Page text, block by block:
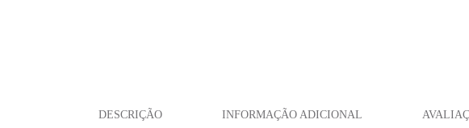
DESCRIÇÃO INFORMAÇÃO ADICIONAL